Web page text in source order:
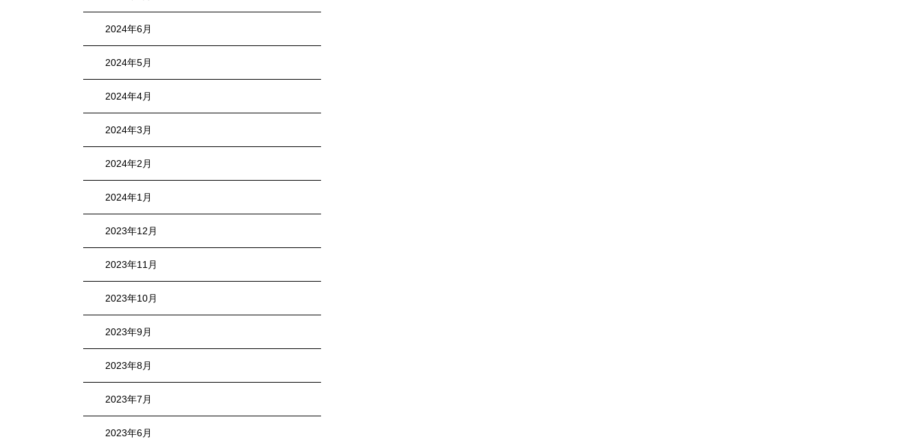
2024年6月
2024年5月
2024年4月
2024年3月
2024年2月
2024年1月
2023年12月
2023年11月
2023年10月
2023年9月
2023年8月
2023年7月
2023年6月